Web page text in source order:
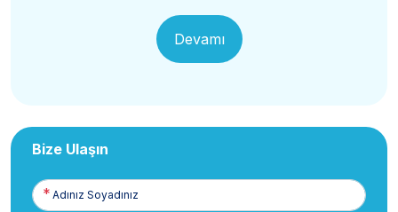
Devamı
Bize Ulaşın
Adınız
Soyadınız